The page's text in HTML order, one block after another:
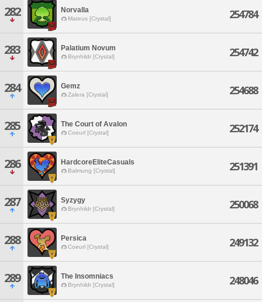
282 Norvalla
Mateus [Crystal] 254784
283 Palatium Novum
Brynhildr [Crystal] 254742
284 Gemz
Zalera [Crystal] 254688
285 The Court of Avalon
Coeurl [Crystal] 252174
286 HardcoreEliteCasuals
Balmung [Crystal] 251391
287 Syzygy
Brynhildr [Crystal] 250068
288 Persica
Coeurl [Crystal] 249132
289 The Insomniacs
Brynhildr [Crystal] 248046